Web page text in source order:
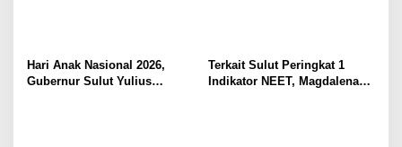
Hari Anak Nasional 2026,
Gubernur Sulut Yulius
Terkait Sulut Peringkat 1
Indikator NEET, Magdalena